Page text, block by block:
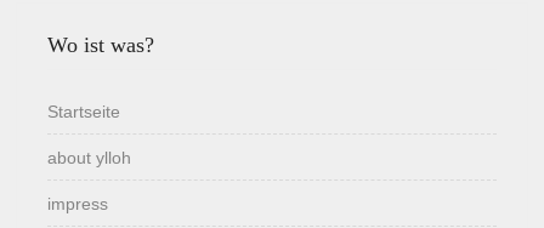
Wo ist was?
Startseite
about ylloh
impress